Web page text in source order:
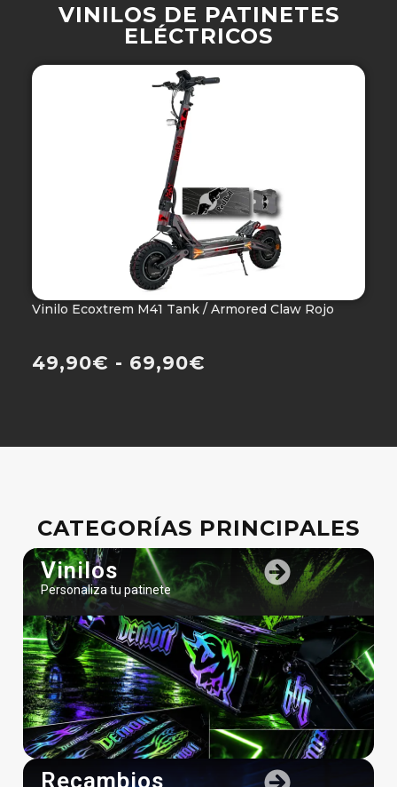
VINILOS DE PATINETES
ELÉCTRICOS
Vinilo Ecoxtrem M41 Tank / Armored Claw Rojo
49,90€ - 69,90€
CATEGORÍAS PRINCIPALES
Vinilos
Personaliza tu patinete
Recambios